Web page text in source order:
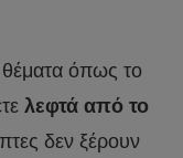
θέματα όπως το
λεφτά από το
δεν ξέρουν